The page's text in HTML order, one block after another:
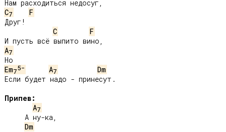
C7
F
Друг!
C
F
A7
Em75- A7
Dm
Если будет надо - принесут.
Припев:
A7
Dm